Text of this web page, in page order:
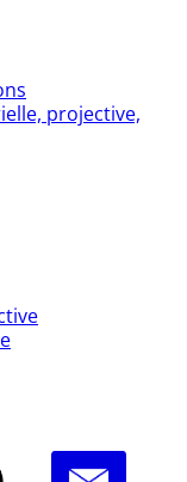
projective,